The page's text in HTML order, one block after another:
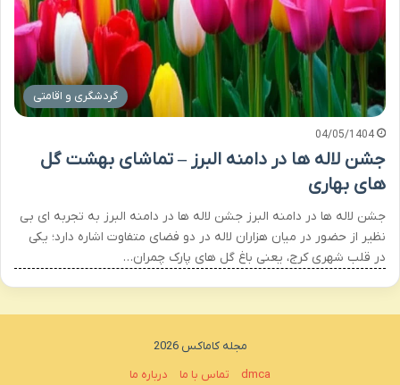
گردشگری و اقامتی
04/05/1404
جشن لاله ها در دامنه البرز – تماشای بهشت گل
های بهاری
جشن لاله ها در دامنه البرز جشن لاله ها در دامنه البرز به تجربه ای بی
نظیر از حضور در میان هزاران لاله در دو فضای متفاوت اشاره دارد؛ یکی
در قلب شهری کرج، یعنی باغ گل های پارک چمران…
مجله کاماکس 2026
dmca
تماس با ما درباره ما